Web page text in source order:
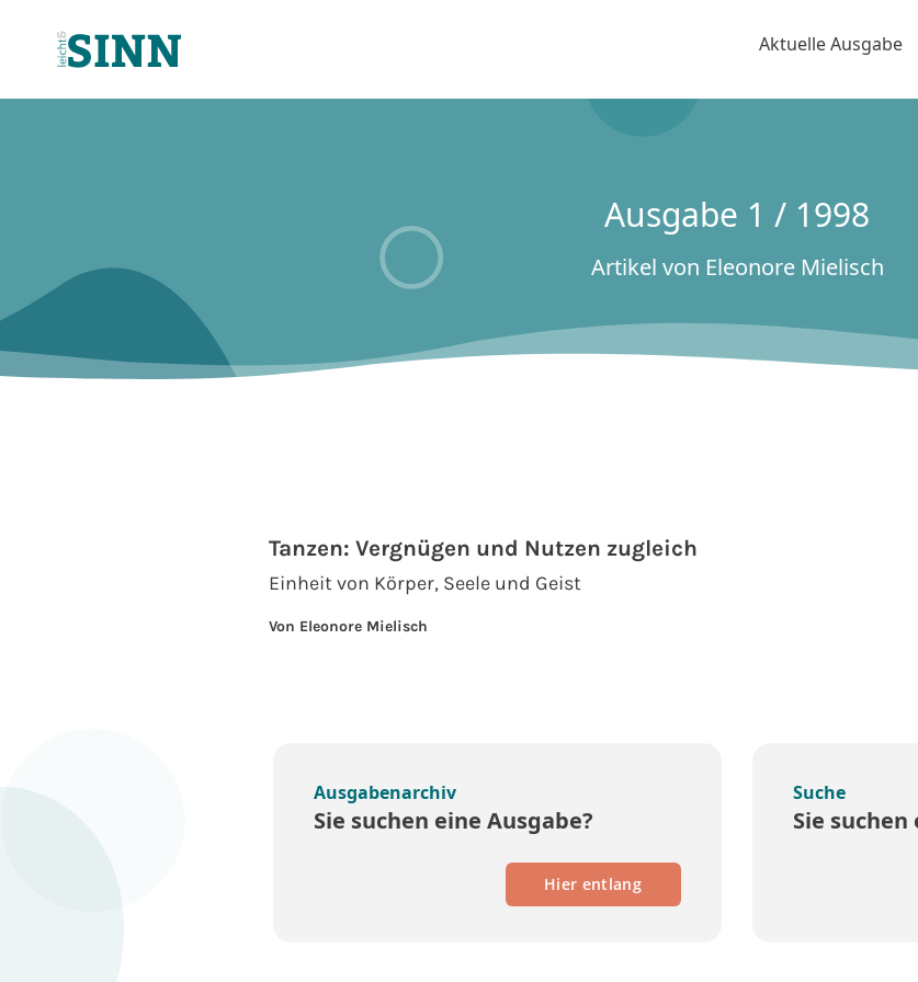
Aktuelle Ausgabe
Ausgabe 1 / 1998
Artikel von Eleonore Mielisch
Tanzen: Vergnügen und Nutzen zugleich
Einheit von Körper, Seele und Geist
Von Eleonore Mielisch
Ausgabenarchiv
Sie suchen eine Ausgabe?
Hier entlang
Suche
Sie